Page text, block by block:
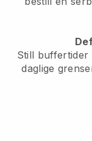
Still buffertider
daglige